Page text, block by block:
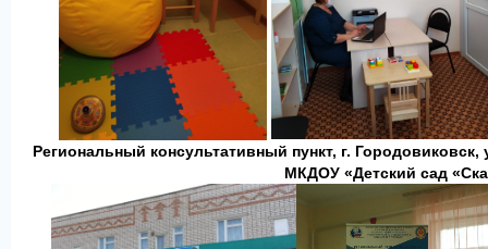
Региональный консультативный пункт, г. Городовиковск,
МКДОУ«Детский сад